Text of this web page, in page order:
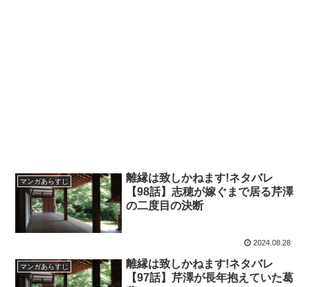
マンガあらすじ
離縁は致しかねます!ネタバレ
【98話】志穂が嫁ぐまで居る芹澤
の二度目の決断
2024.08.28
マンガあらすじ
離縁は致しかねます!ネタバレ
【97話】芹澤が長年抱えていた葛